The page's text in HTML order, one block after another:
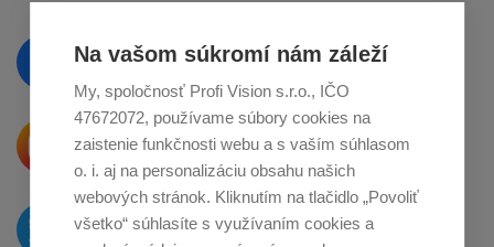
Vzdelávajte se a sledujte nás
Krásne produkty si priamo hovoria
o zdieľanie naInstagrame
O novinkách píšeme
na Twitteri
Na vašom súkromí nám záleží
My, spoločnosť Profi Vision s.r.o., IČO
47672072, používame súbory cookies na
zaistenie funkčnosti webu a s vaším súhlasom
o. i. aj na personalizáciu obsahu našich
webových stránok. Kliknutím na tlačidlo „Povoliť
všetko“ súhlasíte s využívaním cookies a